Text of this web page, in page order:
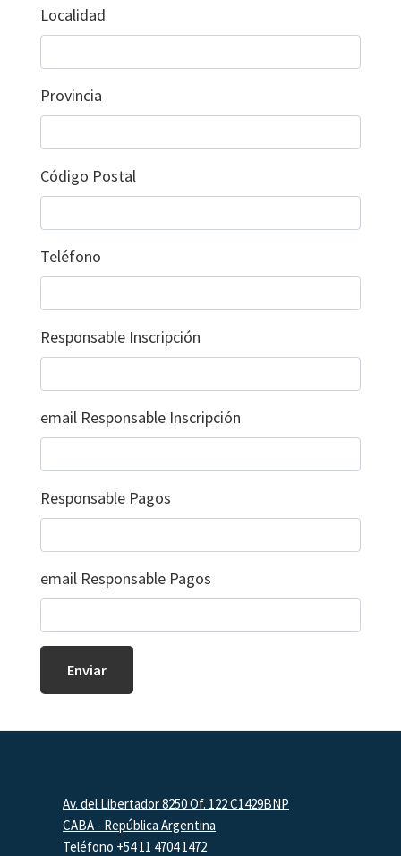
Localidad
Provincia
Código Postal
Teléfono
Responsable Inscripción
email Responsable Inscripción
Responsable Pagos
email Responsable Pagos
FooterAv. del Libertador 8250 Of. 122 C1429BNP
CABA - República Argentina
Teléfono +54 11 4704 1472